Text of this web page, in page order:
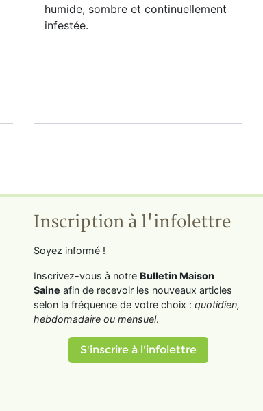
humide, sombre et continuellement
infestée.
Inscription à l'infolettre
Soyez informé !
Inscrivez-vous à notre Bulletin Maison
Saine afin de recevoir les nouveaux articles
selon la fréquence de votre choix : quotidien,
hebdomadaire ou mensuel.
S'inscrire à l'infolettre